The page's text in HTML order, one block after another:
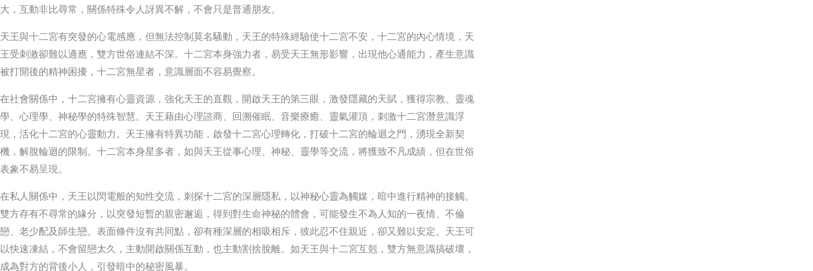
大，互動非比尋常，關係特殊令人訝異不解，不會只是普通朋友。
天王與十二宮有突發的心電感應，但無法控制莫名騷動，天王的特殊經驗使十二宮不安，十二宮的內心情境，天
王受刺激卻難以適應，雙方世俗連結不深。十二宮本身強力者，易受天王無形影響，出現他心通能力，產生意識
被打開後的精神困擾，十二宮無星者，意識層面不容易覺察。
在社會關係中，十二宮擁有心靈資源，強化天王的直觀，開啟天王的第三眼，激發隱藏的天賦，獲得宗教、靈魂
學、心理學、神秘學的特殊智慧。天王藉由心理諮商、回溯催眠、音樂療癒、靈氣灌頂，刺激十二宮潛意識浮
現，活化十二宮的心靈動力。天王擁有特異功能，啟發十二宮心理轉化，打破十二宮的輪迴之門，湧現全新契
機，解脫輪迴的限制。十二宮本身星多者，如與天王從事心理、神秘、靈學等交流，將獲致不凡成績，但在世俗
表象不易呈現。
在私人關係中，天王以閃電般的知性交流，刺探十二宮的深層隱私，以神秘心靈為觸媒，暗中進行精神的接觸。
雙方存有不尋常的緣分，以突發短暫的親密邂逅，得到對生命神秘的體會，可能發生不為人知的一夜情、不倫
戀、老少配及師生戀。表面條件沒有共同點，卻有種深層的相吸相斥，彼此忍不住親近，卻又難以安定。天王可
以快速凍結，不會留戀太久，主動開啟關係互動，也主動割捨脫離。如天王與十二宮互剋，雙方無意識搞破壞，
成為對方的背後小人，引發暗中的秘密風暴。